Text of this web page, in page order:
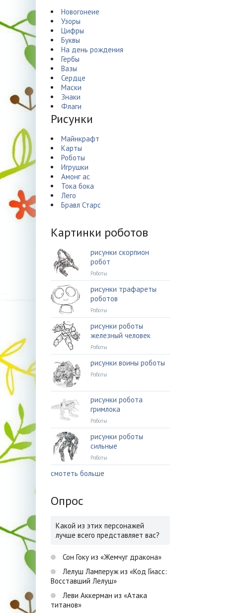
Новогонеие
Узоры
Цифры
Буквы
На день рождения
Гербы
Вазы
Сердце
Маски
Знаки
Флаги
Рисунки
Майнкрафт
Карты
Роботы
Игрушки
Амонг ас
Тока бока
Лего
Бравл Старс
Картинки роботов
рисунки скорпион
робот
Роботы
рисунки трафареты
роботов
Роботы
рисунки роботы
железный человек
Роботы
рисунки воины роботы
Роботы
рисунки робота
гримлока
Роботы
рисунки роботы
сильные
Роботы
смотеть больше
Опрос
Какой из этих персонажей
лучше всего представляет вас?
Сон Гоку из «Жемчуг дракона»
Лелуш Ламперуж из «Код Гиасс:
Восставший Лелуш»
Леви Аккерман из «Атака
титанов»